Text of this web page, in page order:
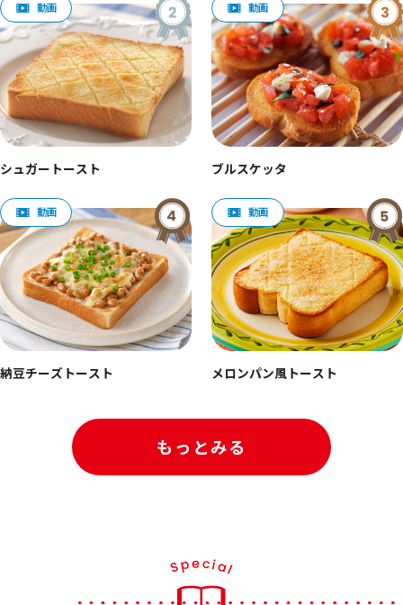
シュガートースト ブルスケッタ
納豆チーズトースト メロンパン風トースト
もっとみる